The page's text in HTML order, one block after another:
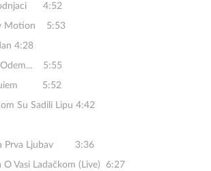
4:52
5:53
5:55
5:52
Sadili Lipu 4:42
Ljubav 3:36
Ladačkom (Live) 6:27